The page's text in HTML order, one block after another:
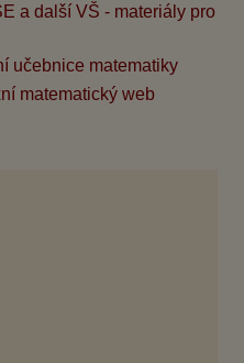
a další VŠ - materiály pro
učebnice matematiky
matematický web